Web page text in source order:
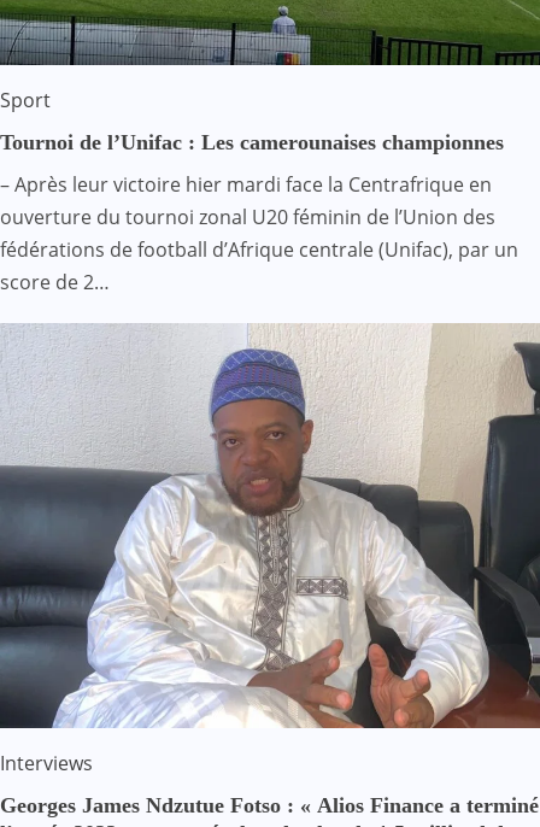
Sport
Tournoi de l’Unifac : Les camerounaises championnes
– Après leur victoire hier mardi face la Centrafrique en
ouverture du tournoi zonal U20 féminin de l’Union des
fédérations de football d’Afrique centrale (Unifac), par un
score de 2…
Interviews
Georges James Ndzutue Fotso : « Alios Finance a terminé